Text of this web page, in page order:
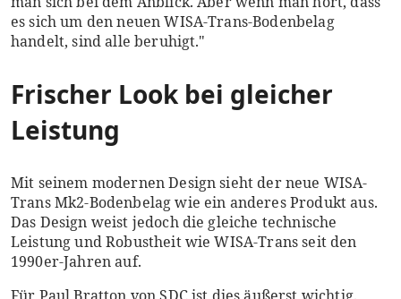
es sich um den neuen WISA-Trans-Bodenbelag
handelt, sind alle beruhigt."
Frischer Look bei gleicher
Leistung
Mit seinem modernen Design sieht der neue WISA-
Trans Mk2-Bodenbelag wie ein anderes Produkt aus.
Das Design weist jedoch die gleiche technische
Leistung und Robustheit wie WISA-Trans seit den
1990er-Jahren auf.
Für Paul Bratton von SDC ist dies äußerst wichtig.